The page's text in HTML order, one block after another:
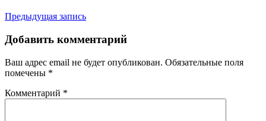
Предыдущая запись
Добавить комментарий
Ваш адрес email не будет опубликован. Обязательные поля
помечены *
Комментарий *